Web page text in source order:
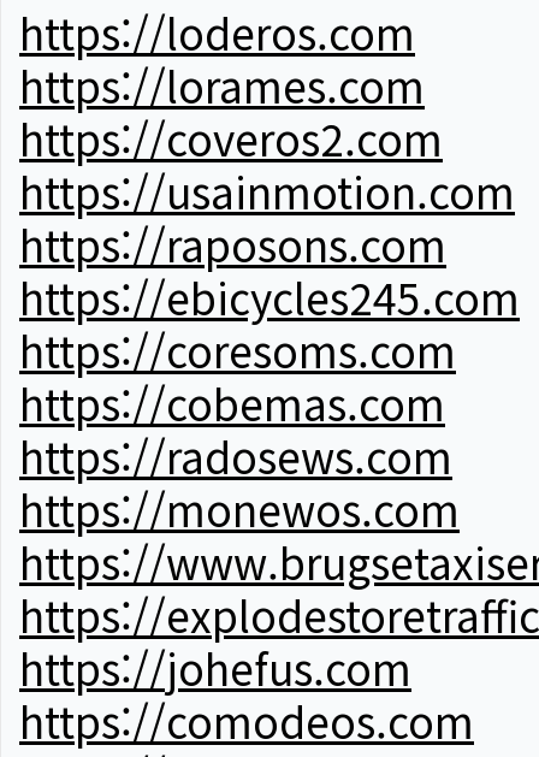
https://loderos.com
https://lorames.com
https://coveros2.com
https://usainmotion.com
https://raposons.com
https://ebicycles245.com
https://coresoms.com
https://cobemas.com
https://radosews.com
https://monewos.com
https://
https://
https://johefus.com
https://comodeos.com